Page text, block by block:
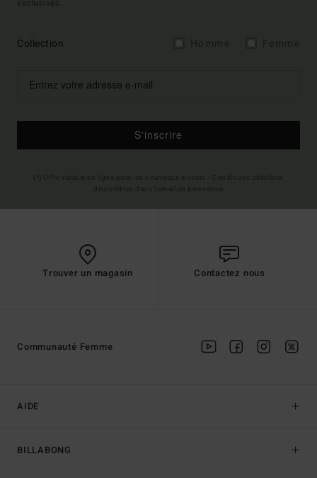
exclusives.
Collection
S'inscrire
Trouver un magasin Contactez nous
AIDE
BILLABONG
Communauté Femme